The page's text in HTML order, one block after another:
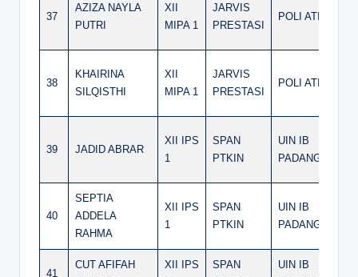
37
AZIZA NAYLA
PUTRI
XII
MIPA 1
JARVIS
PRESTASI
POLI ATI
38
KHAIRINA
SILQISTHI
XII
MIPA 1
JARVIS
PRESTASI
POLI ATI
39 JADID ABRAR
XII IPS
1
SPAN
PTKIN
UIN IB
PADANG
40
SEPTIA
ADDELA
RAHMA
XII IPS
1
SPAN
PTKIN
UIN IB
PADANG
41
CUT AFIFAH
XII IPS
SPAN
UIN IB